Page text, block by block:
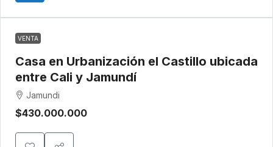
VENTA
Casa en Urbanización el Castillo ubicada
entre Cali y Jamundí
Jamundi
$430.000.000